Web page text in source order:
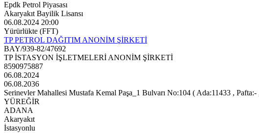
Epdk Petrol Piyasası
Akaryakıt Bayilik Lisansı
06.08.2024 20:00
Yürürlükte (FFT)
TP PETROL DAĞITIM ANONİM ŞİRKETİ
BAY/939-82/47692
TP İSTASYON İŞLETMELERİ ANONİM ŞİRKETİ
8590975887
06.08.2024
06.08.2036
Serinevler Mahallesi Mustafa Kemal Paşa_1 Bulvarı No:104 ( Ada:11433 , Pafta:-
YÜREĞİR
ADANA
Akaryakıt
İstasyonlu